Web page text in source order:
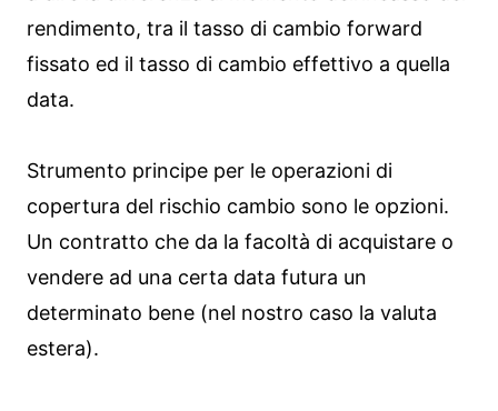
rendimento, tra il tasso di cambio forward
fissato ed il tasso di cambio effettivo a quella
data.
Strumento principe per le operazioni di
copertura del rischio cambio sono le opzioni.
Un contratto che da la facoltà di acquistare o
vendere ad una certa data futura un
determinato bene (nel nostro caso la valuta
estera).